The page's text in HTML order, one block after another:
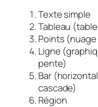
Texte simple
Tableau
Points
Ligne
pente)
Bar
cascade)
Région